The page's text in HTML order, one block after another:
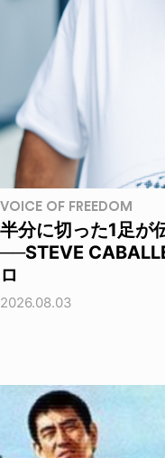
VOICE OF FREEDOM
半分に切った1足が
──STEVE
ロ
2026.08.03